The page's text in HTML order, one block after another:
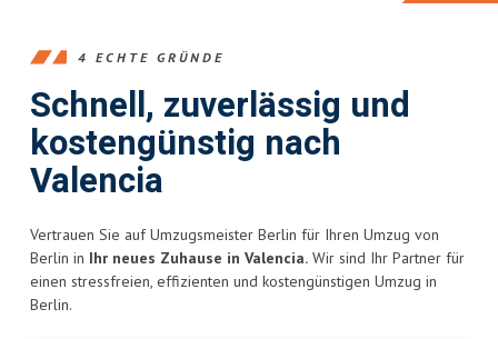
4 ECHTE GRÜNDE
Schnell, zuverlässig und
kostengünstig nach
Valencia
Vertrauen Sie auf Umzugsmeister Berlin für Ihren Umzug von
Berlin in Ihr neues Zuhause in Valencia. Wir sind Ihr Partner für
einen stressfreien, effizienten und kostengünstigen Umzug in
Berlin.